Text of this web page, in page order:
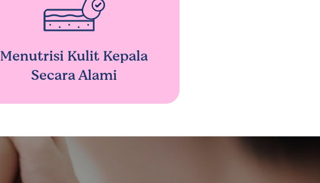
Menutrisi Kulit Kepala
Secara Alami